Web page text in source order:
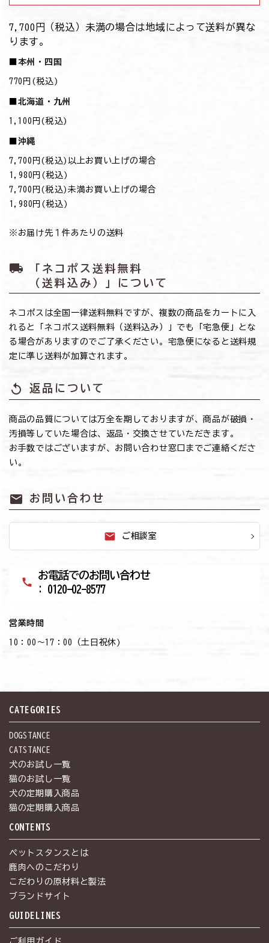
7,700円（税込）未満の場合は地域によって送料が異な
ります。
■本州・四国
770円(税込)
■北海道・九州
1,100円(税込)
■沖縄
7,700円(税込)以上お買い上げの場合
→1,980円(税込)
7,700円(税込)未満お買い上げの場合
→1,980円(税込)
※お届け先１件あたりの送料
local_shipping
「ネコポス送料無料
（送料込み）」について
ネコポスは全国一律送料無料ですが、複数の商品をカートに入
れると「ネコポス送料無料（送料込み）」でも「宅急便」とな
る場合がありますのでご了承ください。宅急便になると送料規
定に準じ送料が加算されます。
replay 返品について
商品の品質については万全を期しておりますが、商品が破損・
汚損等していた場合は、返品・交換させていただきます。
お手数ではございますが、お問い合わせ窓口までご連絡くださ
い。
mail お問い合わせ
mail ご相談室
call
お電話でのお問い合わせ
: 0120-02-8577
営業時間
10：00～17：00（土日祝休)
CATEGORIES
DOGSTANCE
CATSTANCE
犬のお試し一覧
猫のお試し一覧
犬の定期購入商品
猫の定期購入商品
CONTENTS
ペットスタンスとは
鹿肉へのこだわり
こだわりの原材料と製法
ブランドサイト
GUIDELINES
ご利用ガイド